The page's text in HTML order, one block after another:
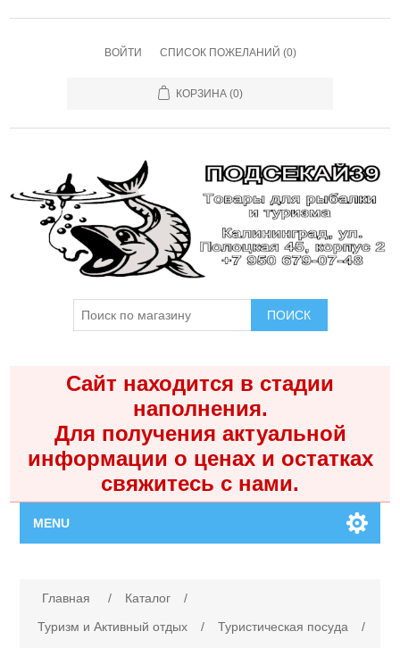
ВОЙТИ СПИСОК ПОЖЕЛАНИЙ (0)
КОРЗИНА (0)
ПОИСК
Сайт находится в стадии
наполнения.
Для получения актуальной
информации о ценах и остатках
свяжитесь с нами.
MENU
Каталог
Главная / Каталог
/
Туризм и Активный отдых
/ Туристическая посуда
/